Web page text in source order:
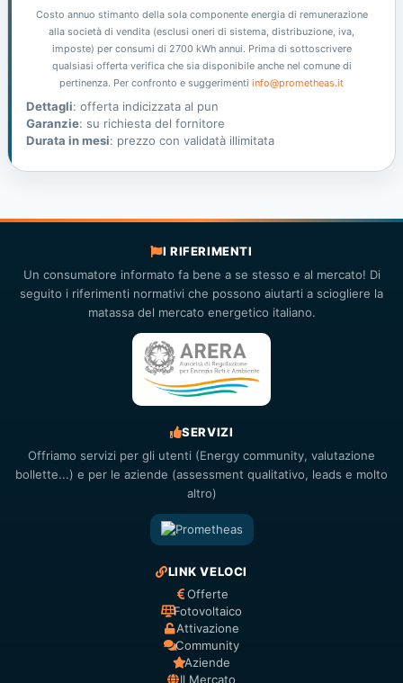
Costo annuo stimanto della sola componente energia di remunerazione
alla società di vendita (esclusi oneri di sistema, distribuzione, iva,
imposte) per consumi di 2700 kWh annui. Prima di sottoscrivere
qualsiasi offerta verifica che sia disponibile anche nel comune di
pertinenza. Per confronto e suggerimenti info@prometheas.it
Dettagli: offerta indicizzata al pun
Garanzie: su richiesta del fornitore
Durata in mesi: prezzo con validatà illimitata
I RIFERIMENTI
Un consumatore informato fa bene a se stesso e al mercato! Di
seguito i riferimenti normativi che possono aiutarti a sciogliere la
matassa del mercato energetico italiano.
SERVIZI
Offriamo servizi per gli utenti (Energy community, valutazione
bollette...) e per le aziende (assessment qualitativo, leads e molto
altro)
LINK VELOCI
Offerte
Fotovoltaico
Attivazione
Community
Aziende
Il Mercato